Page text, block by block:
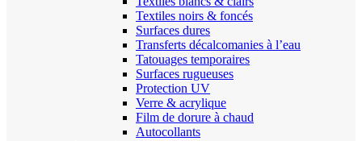
Textiles noirs & foncés
Surfaces dures
Transferts décalcomanies à l’eau
Tatouages temporaires
Surfaces rugueuses
Protection UV
Verre & acrylique
Film de dorure à chaud
Autocollants